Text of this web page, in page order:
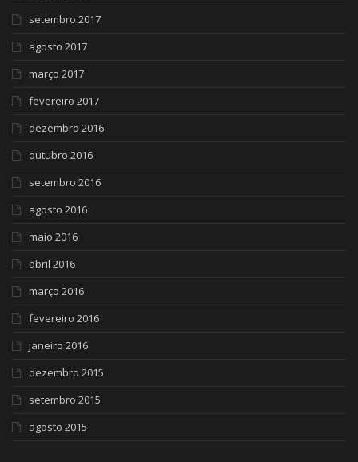
setembro 2017
agosto 2017
março 2017
fevereiro 2017
dezembro 2016
outubro 2016
setembro 2016
agosto 2016
maio 2016
abril 2016
março 2016
fevereiro 2016
janeiro 2016
dezembro 2015
setembro 2015
agosto 2015